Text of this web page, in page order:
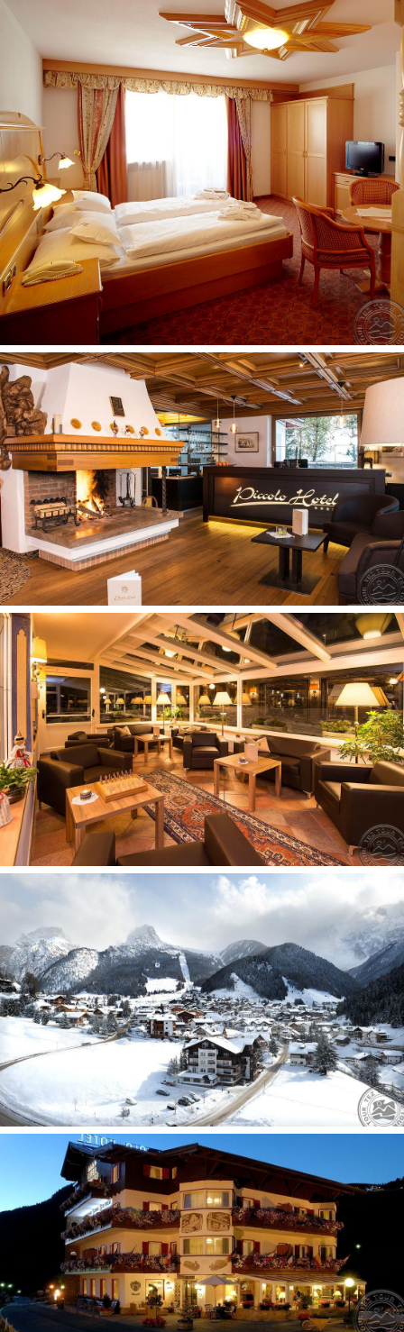
kosmetikos reikmenys
numerių tvarkymas: kasdien
balkonas
patalynės keitimas: pagal atskirą užklausimą
telefonas
televizorius: palydovinė
internetas: Wi-Fi nemokamai
chalatas
rankšluosčių keitimas: pagal atskirą užklausimą
vonia arba dušas
plaukų džiovintuvas: yra
mini baras 2
kosmetinis veidrodis